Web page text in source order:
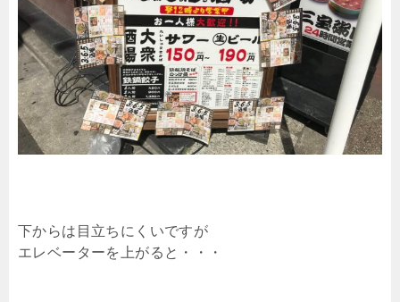
下からは目立ちにくいですが
エレベーターを上がると・・・